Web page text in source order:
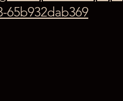
65b932dab369